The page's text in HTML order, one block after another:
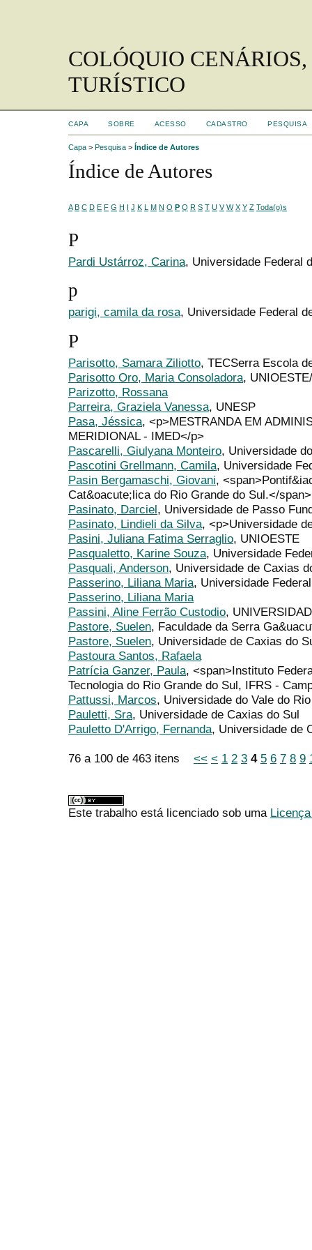
COLÓQUIO
TURÍSTICO
CAPA SOBRE ACESSO CADASTRO PESQUISA
Capa > Pesquisa > Índice de Autores
Índice de Autores
A B C D E F G H I J K L M N O P Q R S T U V W X Y Z Toda(o)s
P
Pardi Ustárroz, Carina, Universidade Federal
p
parigi, camila da rosa, Universidade Federal
P
Parisotto, Samara Ziliotto, TECSerra Escola
Parisotto Oro, Maria Consoladora,
Parizotto, Rossana
Parreira, Graziela Vanessa, UNESP
Pasa, Jéssica, <p>MESTRANDA EM
MERIDIONAL - IMED</p>
Pascarelli, Giulyana Monteiro, Universidade
Pascotini Grellmann, Camila, Universidade
Pasin Bergamaschi, Giovani,
Cat&oacute;lica do Rio Grande do Sul.</span>
Pasinato, Darciel, Universidade de Passo
Pasinato, Lindieli da Silva, <p>Universidade
Pasini, Juliana Fatima Serraglio, UNIOESTE
Pasqualetto, Karine Souza, Universidade
Pasquali, Anderson, Universidade de Caxias
Passerino, Liliana Maria, Universidade
Passerino, Liliana Maria
Passini, Aline Ferrão Custodio,
Pastore, Suelen, Faculdade da Serra
Pastore, Suelen, Universidade de Caxias do
Pastoura Santos, Rafaela
Patrícia Ganzer, Paula, <span>Instituto
Tecnologia do Rio Grande do Sul, IFRS -
Pattussi, Marcos, Universidade do Vale do
Pauletti, Sra, Universidade de Caxias do Sul
Pauletto D'Arrigo, Fernanda, Universidade de
76 a 100 de 463 itens << < 1 2 3 4 5 6 7 8 9
Este trabalho está licenciado sob uma